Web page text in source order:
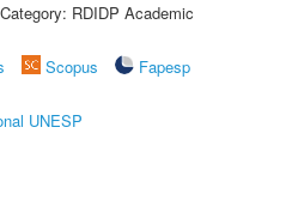
RDIDP Academic
Scopus
Fapesp
UNESP